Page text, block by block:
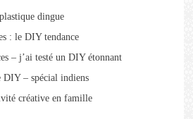
dingue
: le DIY tendance
– j’ai testé un DIY étonnant
DIY – spécial indiens
créative en famille